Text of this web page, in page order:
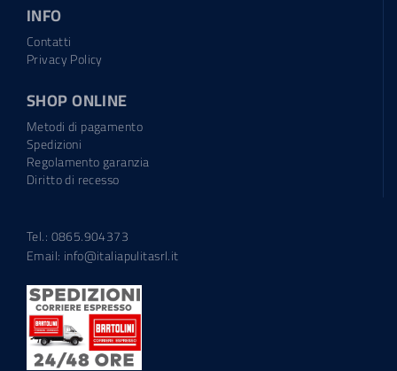
INFO
Contatti
Privacy Policy
SHOP ONLINE
Metodi di pagamento
Spedizioni
Regolamento garanzia
Diritto di recesso
Tel.: 0865.904373
Email: info@italiapulitasrl.it